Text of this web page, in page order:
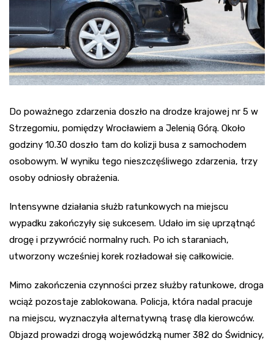
Do poważnego zdarzenia doszło na drodze krajowej nr 5 w
Strzegomiu, pomiędzy Wrocławiem a Jelenią Górą. Około
godziny 10.30 doszło tam do kolizji busa z samochodem
osobowym. W wyniku tego nieszczęśliwego zdarzenia, trzy
osoby odniosły obrażenia.
Intensywne działania służb ratunkowych na miejscu
wypadku zakończyły się sukcesem. Udało im się uprzątnąć
drogę i przywrócić normalny ruch. Po ich staraniach,
utworzony wcześniej korek rozładował się całkowicie.
Mimo zakończenia czynności przez służby ratunkowe, droga
wciąż pozostaje zablokowana. Policja, która nadal pracuje
na miejscu, wyznaczyła alternatywną trasę dla kierowców.
Objazd prowadzi drogą wojewódzką numer 382 do Świdnicy,